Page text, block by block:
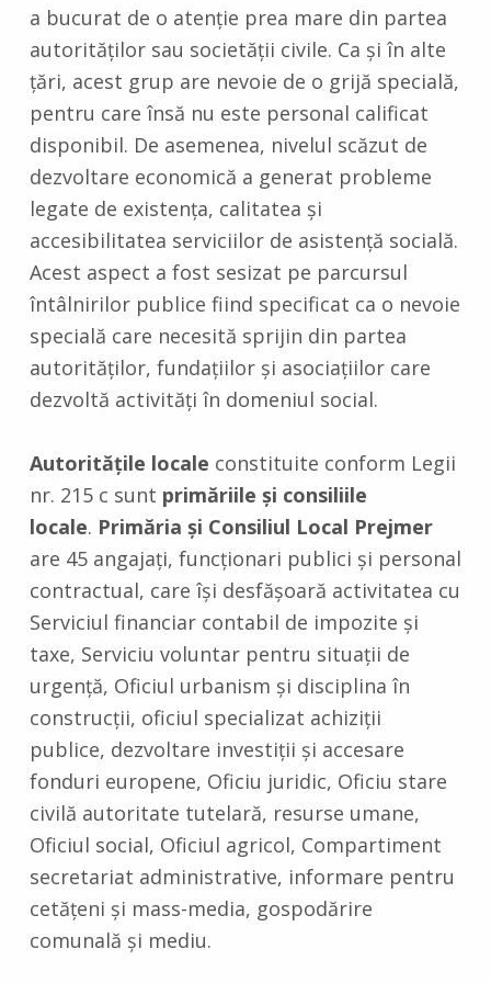
a bucurat de o atenţie prea mare din partea
autorităţilor sau societăţii civile. Ca şi în alte
ţări, acest grup are nevoie de o grijă specială,
pentru care însă nu este personal calificat
disponibil. De asemenea, nivelul scăzut de
dezvoltare economică a generat probleme
legate de existenţa, calitatea şi
accesibilitatea serviciilor de asistenţă socială.
Acest aspect a fost sesizat pe parcursul
întâlnirilor publice fiind specificat ca o nevoie
specială care necesită sprijin din partea
autorităţilor, fundaţiilor şi asociaţiilor care
dezvoltă activităţi în domeniul social.
Autorităţile locale constituite conform Legii
nr. 215 c sunt primăriile şi consiliile
locale. Primăria şi Consiliul Local Prejmer
are 45 angajaţi, funcţionari publici şi personal
contractual, care îşi desfăşoară activitatea cu
Serviciul financiar contabil de impozite şi
taxe, Serviciu voluntar pentru situaţii de
urgenţă, Oficiul urbanism şi disciplina în
construcţii, oficiul specializat achiziţii
publice, dezvoltare investiţii şi accesare
fonduri europene, Oficiu juridic, Oficiu stare
civilă autoritate tutelară, resurse umane,
Oficiul social, Oficiul agricol, Compartiment
secretariat administrative, informare pentru
cetăţeni şi mass-media, gospodărire
comunală şi mediu.